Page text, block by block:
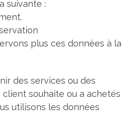
suivante :
plus ces données à la
des services ou des
client souhaite ou a achetés
utilisons les données